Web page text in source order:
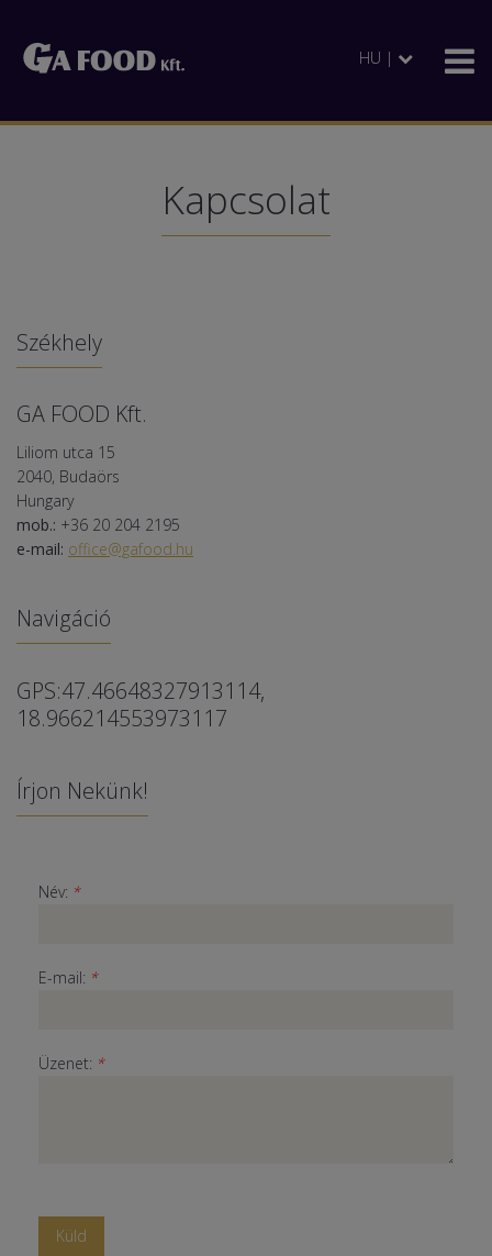
HU |
Kapcsolat
Székhely
GA FOOD Kft.
Liliom utca 15
2040, Budaörs
Hungary
mob.: +36 20 204 2195
e-mail: office@gafood.hu
Navigáció
GPS:47.46648327913114,
18.966214553973117
Írjon Nekünk!
Név: *
E-mail: *
Üzenet: *